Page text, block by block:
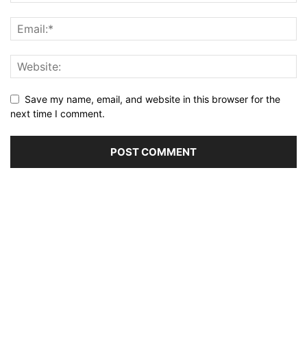
Save my name, email, and website in this browser for the
next time I comment.